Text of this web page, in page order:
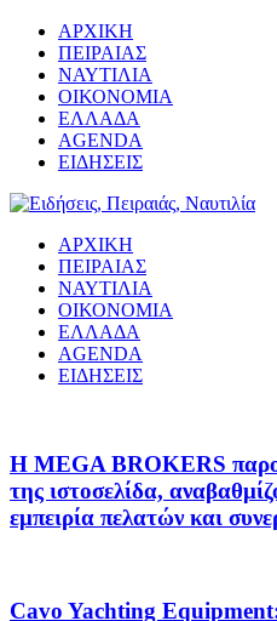
ΑΡΧΙΚΗ
ΠΕΙΡΑΙΑΣ
ΝΑΥΤΙΛΙΑ
ΟΙΚΟΝΟΜΙΑ
ΕΛΛΑΔΑ
AGENDA
ΕΙΔΗΣΕΙΣ
ΑΡΧΙΚΗ
ΠΕΙΡΑΙΑΣ
ΝΑΥΤΙΛΙΑ
ΟΙΚΟΝΟΜΙΑ
ΕΛΛΑΔΑ
AGENDA
ΕΙΔΗΣΕΙΣ
Η MEGA BROKERS
της ιστοσελίδα,
εμπειρία πελατών και
Cavo Yachting